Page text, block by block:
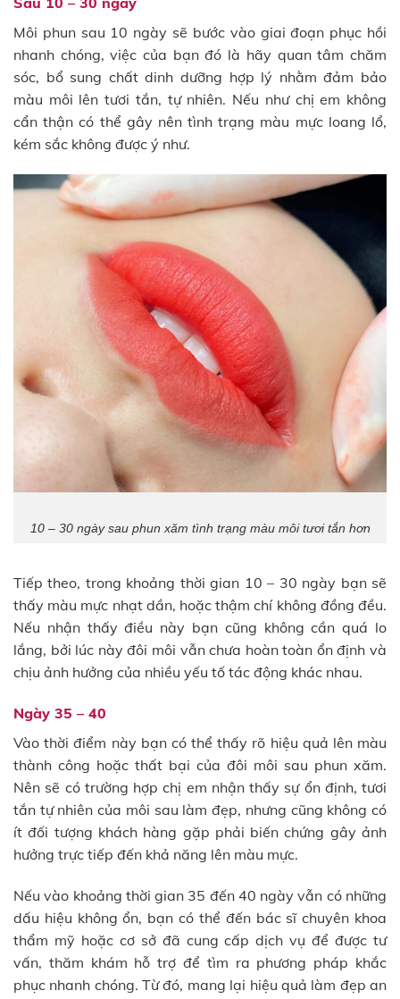
Môi phun sau 10 ngày sẽ bước vào giai đoạn phục hồi
nhanh chóng, việc của bạn đó là hãy quan tâm chăm
sóc, bổ sung chất dinh dưỡng hợp lý nhằm đảm bảo
màu môi lên tươi tắn, tự nhiên. Nếu như chị em không
cẩn thận có thể gây nên tình trạng màu mực loang lổ,
kém sắc không được ý như.
10 – 30 ngày sau phun xăm tình trạng màu môi tươi tắn hơn
Tiếp theo, trong khoảng thời gian 10 – 30 ngày bạn sẽ
thấy màu mực nhạt dần, hoặc thậm chí không đồng đều.
Nếu nhận thấy điều này bạn cũng không cần quá lo
lắng, bởi lúc này đôi môi vẫn chưa hoàn toàn ổn định và
chịu ảnh hưởng của nhiều yếu tố tác động khác nhau.
Ngày 35 – 40
Vào thời điểm này bạn có thể thấy rõ hiệu quả lên màu
thành công hoặc thất bại của đôi môi sau phun xăm.
Nên sẽ có trường hợp chị em nhận thấy sự ổn định, tươi
tắn tự nhiên của môi sau làm đẹp, nhưng cũng không có
ít đối tượng khách hàng gặp phải biến chứng gây ảnh
hưởng trực tiếp đến khả năng lên màu mực.
Nếu vào khoảng thời gian 35 đến 40 ngày vẫn có những
dấu hiệu không ổn, bạn có thể đến bác sĩ chuyên khoa
thẩm mỹ hoặc cơ sở đã cung cấp dịch vụ để được tư
vấn, thăm khám hỗ trợ để tìm ra phương pháp khắc
phục nhanh chóng. Từ đó, mang lại hiệu quả làm đẹp an